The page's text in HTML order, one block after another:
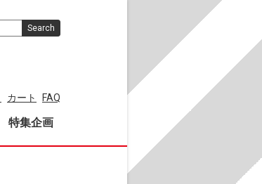
カート FAQ
特集企画
Search